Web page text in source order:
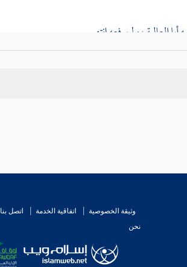
أبا العالية، ولم يرفعه انتهى .
عندي رجال مرضيون}" فتحرر من هذا كله أن
سعيد بن أبي عروبة عنقتادةعنابن عباس،
وثيقة الخصوصية اتفاقية الخدمة اتصل بنا
نحن